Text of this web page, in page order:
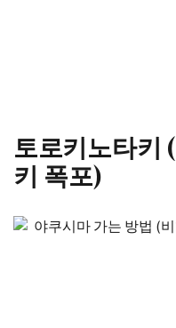
토로키노타키
키 폭포)